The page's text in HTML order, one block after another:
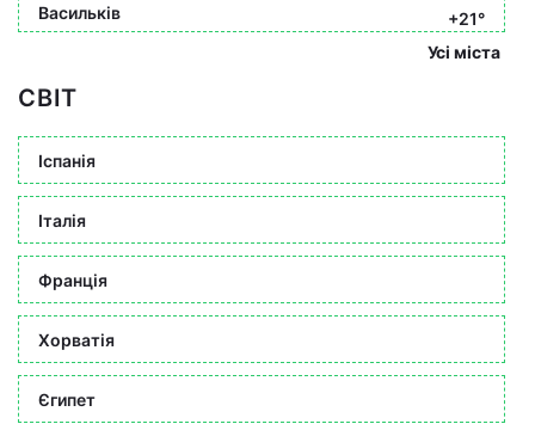
Васильків
+21°
Усі міста
СВІТ
Іспанія
Італія
Франція
Хорватія
Єгипет